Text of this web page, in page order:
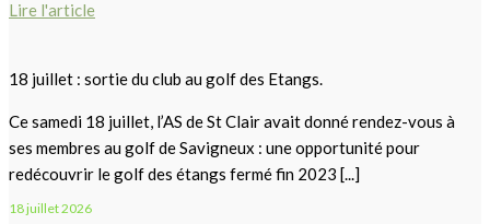
Lire l'article
18 juillet : sortie du club au golf des Etangs.
Ce samedi 18 juillet, l’AS de St Clair avait donné rendez-vous à
ses membres au golf de Savigneux : une opportunité pour
redécouvrir le golf des étangs fermé fin 2023 [...]
18 juillet 2026